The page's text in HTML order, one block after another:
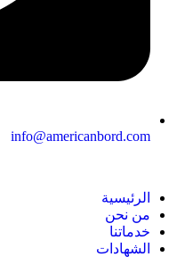
info@americanbord.com
الرئيسية
من نحن
خدماتنا
الشهادات